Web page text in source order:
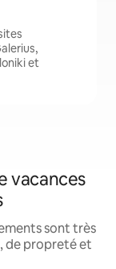
et
vacances
sont très
de propreté et